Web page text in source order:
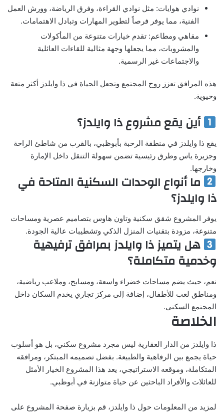
نوادي هوايات: مثل نوادي القراءة، وفرق الرياضة، وورش العمل
الفنية، مما يوفر فرصاً لتطوير المهارات وتبادل الاهتمامات.
مقاهي ومطاعم: تقدم خيارات متنوعة من المأكولات
والمشروبات، مما يجعلها وجهة مثالية للقاءات العائلية
والاجتماعات غير الرسمية.
هذه المرافق تعزز روح المجتمع وتجعل الحياة في ذا وايلدز أكثر متعة
وحيوية.
أين يقع مشروع ذا وايلدز؟
يقع ذا وايلدز في منطقة الرحبة بأبوظبي، بالقرب من شاطئ الراحة
وجزيرة ياس وطرق رئيسية تضمن سهولة التنقل داخل الإمارة
وخارجها.
ما أنواع الوحدات السكنية المتاحة في
ذا وايلدز؟
يوفر المشروع شقق سكنية وتاون هاوس بتصاميم عصرية ومساحات
متنوعة، مزودة بتقنيات المنزل الذكي وتشطيبات عالية الجودة.
هل يتميز ذا وايلدز بمرافق ترفيهية
وخدمية متكاملة؟
نعم، حيث يضم مساحات خضراء واسعة، ومسابح، وملاعب رياضية،
ومناطق لعب للأطفال، إضافة إلى مركز تجاري يخدم السكان داخل
المجتمع السكني.
الخلاصة
ذا وايلدز من الدار العقارية ليس مجرد مشروع سكني، بل هو أسلوب
حياة يجمع بين الرفاهية والطبيعة. بفضل تصميمه المبتكر، ومرافقه
المتكاملة، وموقعه الاستراتيجي، يعد هذا المشروع الخيار الأمثل
للعائلات والأفراد الباحثين عن حياة متوازنة في أبوظبي.
لمزيد من المعلومات حول ذا وايلدز، قم بزيارة صفحة المشروع على